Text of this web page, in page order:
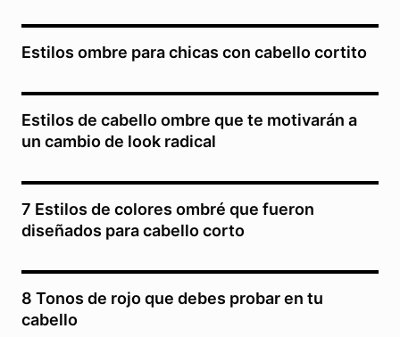
Estilos ombre para chicas con cabello cortito
Estilos de cabello ombre que te motivarán a
un cambio de look radical
7 Estilos de colores ombré que fueron
diseñados para cabello corto
8 Tonos de rojo que debes probar en tu
cabello